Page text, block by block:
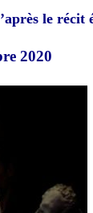
le récit
2020